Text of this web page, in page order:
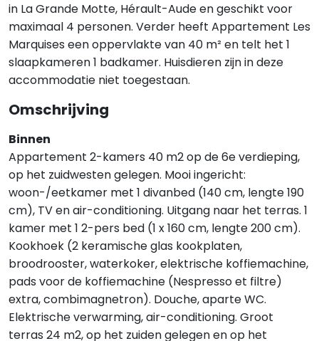
in La Grande Motte, Hérault-Aude en geschikt voor
maximaal 4 personen. Verder heeft Appartement Les
Marquises een oppervlakte van 40 m² en telt het 1
slaapkameren 1 badkamer. Huisdieren zijn in deze
accommodatie niet toegestaan.
Omschrijving
Binnen
Appartement 2-kamers 40 m2 op de 6e verdieping,
op het zuidwesten gelegen. Mooi ingericht:
woon-/eetkamer met 1 divanbed (140 cm, lengte 190
cm), TV en air-conditioning. Uitgang naar het terras. 1
kamer met 1 2-pers bed (1 x 160 cm, lengte 200 cm).
Kookhoek (2 keramische glas kookplaten,
broodrooster, waterkoker, elektrische koffiemachine,
pads voor de koffiemachine (Nespresso et filtre)
extra, combimagnetron). Douche, aparte WC.
Elektrische verwarming, air-conditioning. Groot
terras 24 m2, op het zuiden gelegen en op het